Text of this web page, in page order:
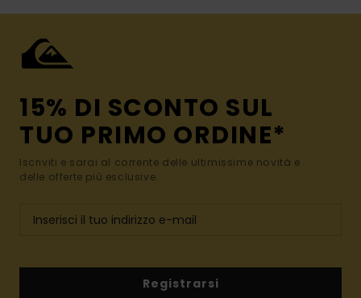
15% DI SCONTO SUL
TUO PRIMO ORDINE*
Iscriviti e sarai al corrente delle ultimissime novità e
delle offerte più esclusive.
Registrarsi